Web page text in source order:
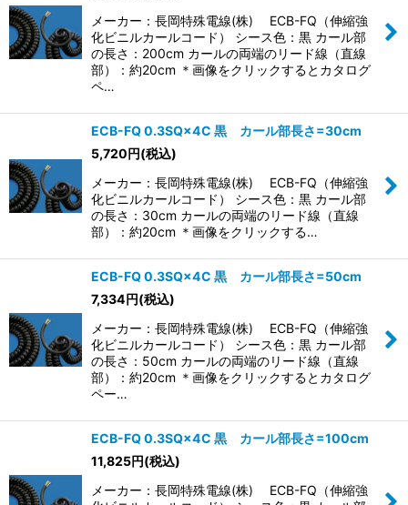
メーカー：長岡特殊電線(株) ECB-FQ（伸縮強
化ビニルカールコード） シース色：黒 カール部
の長さ：200cm カールの両端のリード線（直線
部）：約20cm ＊画像をクリックするとカタログ
ペ…
ECB-FQ 0.3SQ×4C 黒 カール部長さ=30cm
5,720円(税込)
メーカー：長岡特殊電線(株) ECB-FQ（伸縮強
化ビニルカールコード） シース色：黒 カール部
の長さ：30cm カールの両端のリード線（直線
部）：約20cm ＊画像をクリックする…
ECB-FQ 0.3SQ×4C 黒 カール部長さ=50cm
7,334円(税込)
メーカー：長岡特殊電線(株) ECB-FQ（伸縮強
化ビニルカールコード） シース色：黒 カール部
の長さ：50cm カールの両端のリード線（直線
部）：約20cm ＊画像をクリックするとカタログ
ペー…
ECB-FQ 0.3SQ×4C 黒 カール部長さ=100cm
11,825円(税込)
メーカー：長岡特殊電線(株) ECB-FQ（伸縮強